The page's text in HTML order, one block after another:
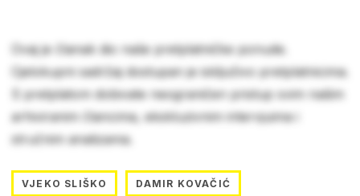
Ovaj je članak dio naše pretplatničke ponude.
Cjelokupni sadržaj dostupan je isključivo pretplatnicima.
S pretplatom dobivate neograničen pristup svim našim
arhiviranim člancima, ekskluzivnim intervjuima i
stručnim analizama.
VJEKO SLIŠKO DAMIR KOVAČIĆ